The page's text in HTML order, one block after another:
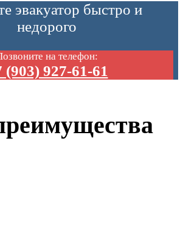
эвакуатор быстро и
недорого
на телефон:
(903) 927-61-61